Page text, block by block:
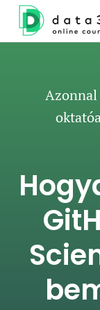
Azonnal